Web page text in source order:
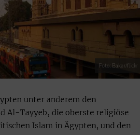
Foto: Bakar/flickr
unter anderem den
Al-Tayyeb, die oberste religiöse
Islam in Ägypten, und den